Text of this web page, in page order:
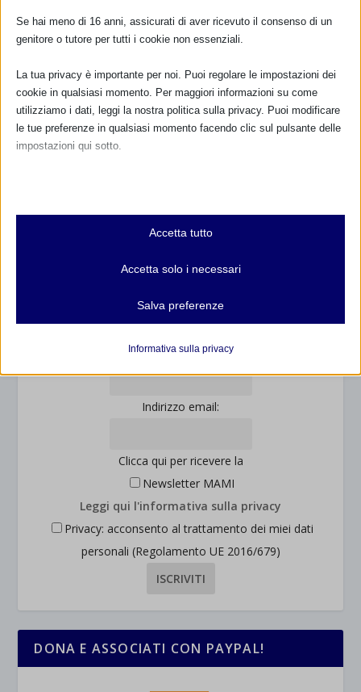
FARMACI IN ALLATTAMENTO E
GRAVIDANZA
NUMERO VERDE GRATUITO
800.883300
Maggiori informazioni
... oppure inserisci i tuoi dati:
Nome:
Cognome:
Indirizzo email:
Clicca qui per ricevere la
Newsletter MAMI
Leggi qui l'informativa sulla privacy
Privacy: acconsento al trattamento dei miei dati
personali (Regolamento UE 2016/679)
DONA E ASSOCIATI CON PAYPAL!
Se hai meno di 16 anni, assicurati di aver ricevuto il consenso di un
genitore o tutore per tutti i cookie non essenziali.
La tua privacy è importante per noi. Puoi regolare le impostazioni dei
cookie in qualsiasi momento. Per maggiori informazioni su come
utilizziamo i dati, leggi la nostra politica sulla privacy. Puoi modificare
le tue preferenze in qualsiasi momento facendo clic sul pulsante delle
impostazioni qui sotto.
Essenziali
I cookie e i servizi essenziali abilitano le funzioni di base e sono
e servizi non richiedono il consenso dell'utente secondo il GDPR.
Analitici
interagiscono con il nostro sito web.
Mostra dettagli
rientrano nelle altre categorie specifiche o che non sono stati
esplicitamente categorizzati.
Mostra dettagli
et-saved-post*
Accetta tutto
Accetta solo i necessari
Salva preferenze
Informativa sulla privacy